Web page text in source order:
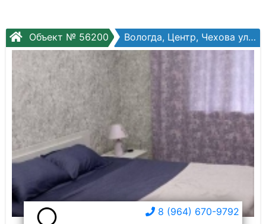
Объект № 56200 Вологда, Центр, Чехова ул, №4
8 (964) 670-9792